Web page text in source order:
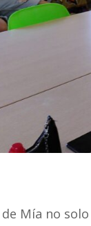
de Mía no